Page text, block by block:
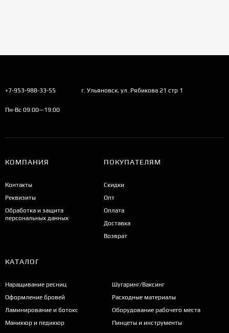
+7-953-988-33-55 г. Ульяновск, ул. Рябикова 21 стр 1
Пн-Вс 09:00—19:00
КОМПАНИЯ
Контакты
Реквизиты
Обработка и защита
персональных данных
ПОКУПАТЕЛЯМ
Скидки
Опт
Оплата
Доставка
Возврат
КАТАЛОГ
Наращивание ресниц
Оформление бровей
Ламинирование и ботокс
Маникюр и педикюр
Шугаринг/Ваксинг
Расходные материалы
Оборудование рабочего места
Пинцеты и инструменты